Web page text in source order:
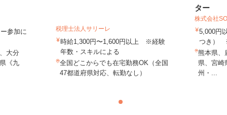
参加に
大分
《九
税理士法人サリーレ
時給1,300円〜1,600円以上 ※経験
年数・スキルによる
全国どこからでも在宅勤務OK（全国
47都道府県対応、転勤なし）
ター
株式会社
5,000円
つき）
熊本県、
県、宮崎
州・...